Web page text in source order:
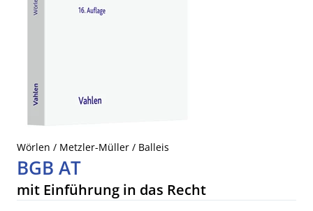
Wörlen / Metzler-Müller / Balleis
BGB AT
mit Einführung in das Recht